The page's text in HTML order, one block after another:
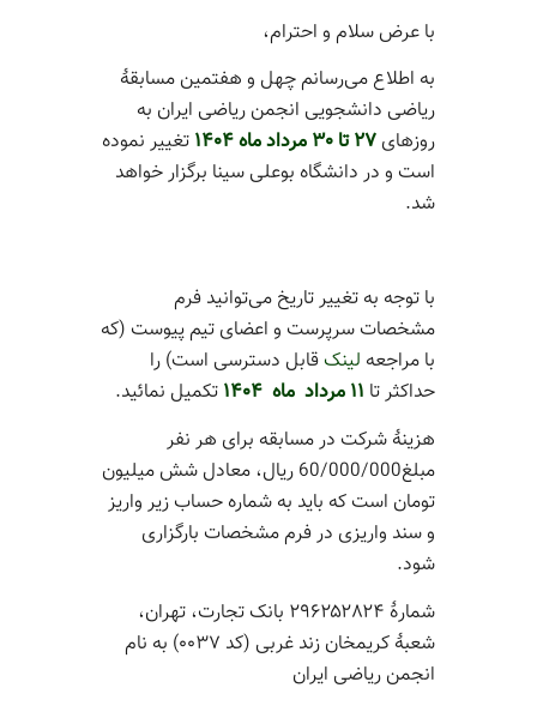
با عرض سلام و احترام،
به اطلاع می‌رسانم چهل و هفتمین مسابقۀ
ریاضی دانشجویی انجمن ریاضی ایران به
روزهای
تغییر نموده
است و در دانشگاه بوعلی سینا برگزار خواهد
شد.
با توجه به تغییر تاریخ می‌توانید فرم
مشخصات سرپرست و اعضای تیم پیوست (که
با مراجعه لینک قابل دسترسی است) را
حداکثر تا
تکمیل نمائید.
هزینۀ شرکت در مسابقه برای هر نفر
مبلغ60/000/000 ریال، معادل شش میلیون
تومان است که باید به شماره حساب زیر واریز
و سند واریزی در فرم مشخصات بارگزاری
شود‎.‎
شمارۀ ‎۲۹۶۲۵۲۸۲۴‎ بانک تجارت، تهران،
شعبۀ کریمخان زند غربی (کد ‎۰۰۳۷) به نام
انجمن ریاضی ایران‎‎